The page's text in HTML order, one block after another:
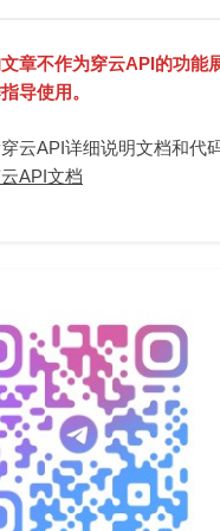
章不作为穿云API的功能
导使用。
云API详细说明文档和代
API文档